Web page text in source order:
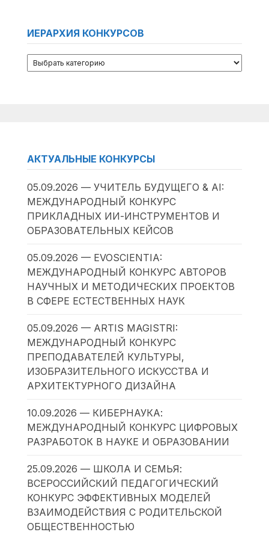
ИЕРАРХИЯ КОНКУРСОВ
АКТУАЛЬНЫЕ КОНКУРСЫ
05.09.2026 — УЧИТЕЛЬ БУДУЩЕГО & AI:
МЕЖДУНАРОДНЫЙ КОНКУРС
ПРИКЛАДНЫХ ИИ-ИНСТРУМЕНТОВ И
ОБРАЗОВАТЕЛЬНЫХ КЕЙСОВ
05.09.2026 — EVOSCIENTIA:
МЕЖДУНАРОДНЫЙ КОНКУРС АВТОРОВ
НАУЧНЫХ И МЕТОДИЧЕСКИХ ПРОЕКТОВ
В СФЕРЕ ЕСТЕСТВЕННЫХ НАУК
05.09.2026 — ARTIS MAGISTRI:
МЕЖДУНАРОДНЫЙ КОНКУРС
ПРЕПОДАВАТЕЛЕЙ КУЛЬТУРЫ,
ИЗОБРАЗИТЕЛЬНОГО ИСКУССТВА И
АРХИТЕКТУРНОГО ДИЗАЙНА
10.09.2026 — КИБЕРНАУКА:
МЕЖДУНАРОДНЫЙ КОНКУРС ЦИФРОВЫХ
РАЗРАБОТОК В НАУКЕ И ОБРАЗОВАНИИ
25.09.2026 — ШКОЛА И СЕМЬЯ:
ВСЕРОССИЙСКИЙ ПЕДАГОГИЧЕСКИЙ
КОНКУРС ЭФФЕКТИВНЫХ МОДЕЛЕЙ
ВЗАИМОДЕЙСТВИЯ С РОДИТЕЛЬСКОЙ
ОБЩЕСТВЕННОСТЬЮ